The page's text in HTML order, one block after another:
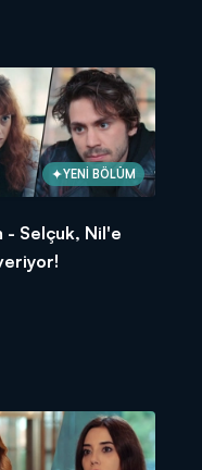
YENİ BÖLÜM
- Selçuk, Nil'e